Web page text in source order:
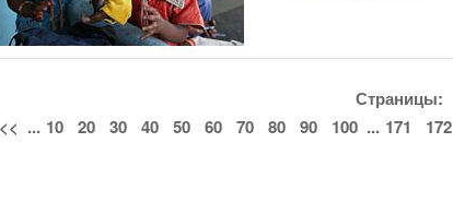
Страницы:
<< ... 10 20 30 40 50 60 70 80 90 100 ... 171 172